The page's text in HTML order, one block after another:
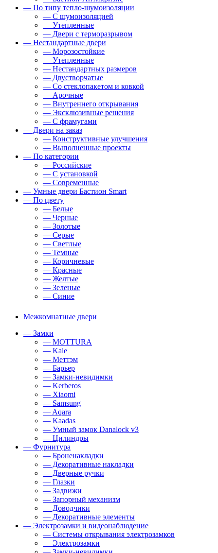
— По типу тепло-шумоизоляции
— С шумоизоляцией
— Утепленные
— Двери с терморазрывом
— Нестандартные двери
— Морозостойкие
— Утепленные
— Нестандартных размеров
— Двустворчатые
— Со стеклопакетом и ковкой
— Арочные
— Внутреннего открывания
— Эксклюзивные решения
— С фрамугами
— Двери на заказ
— Конструктивные улучшения
— Выполненные проекты
— По категории
— Российские
— С установкой
— Современные
— Умные двери Бастион Smart
— По цвету
— Белые
— Черные
— Золотые
— Серые
— Светлые
— Темные
— Коричневые
— Красные
— Желтые
— Зеленые
— Синие
Межкомнатные двери
— Замки
— MOTTURA
— Kale
— Меттэм
— Барьер
— Замки-невидимки
— Kerberos
— Xiaomi
— Samsung
— Aqara
— Kaadas
— Умный замок Danalock v3
— Цилиндры
— Фурнитура
— Броненакладки
— Декоративные накладки
— Дверные ручки
— Глазки
— Задвижи
— Запорный механизм
— Доводчики
— Декоративные элементы
— Электрозамки и видеонаблюдение
— Системы открывания электрозамков
— Электрозамки